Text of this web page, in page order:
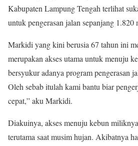
Kabupaten Lampung Tengah terlihat
untuk pengerasan jalan sepanjang 1.820
Markidi yang kini berusia 67 tahun ini
merupakan akses utama untuk menuju
bersyukur adanya program pengerasan
Oleh sebab itulah kami bantu biar
cepat,” aku Markidi.
Diakuinya, akses menuju kebun
terutama saat musim hujan. Akibatnya